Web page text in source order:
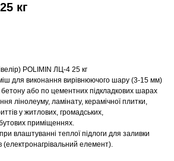
кг
POLIMIN ЛЦ-4 25 кг
для виконання вирівнюючого шару (3-15 мм)
бетону або по цементних підкладкових шарах
лінолеуму, ламінату, керамічної плитки,
у житлових, громадських,
приміщеннях.
влаштуванні теплої підлоги для заливки
(електронагрівальний елемент).